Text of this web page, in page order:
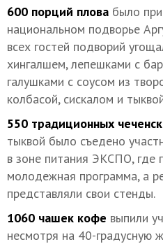
600 порций плова было
национальном подворье
всех гостей подворий
хингалшем, лепешками с
галушками с соусом из
колбасой, сискалом и
550 традиционных
тыквой было съедено
в зоне питания ЭКСПО, где
молодежная программа, а
представляли свои стенды.
1060 чашек кофе выпили
несмотря на 40-градусную